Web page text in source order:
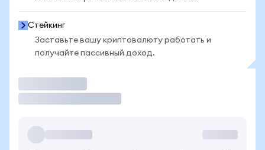
Стейкинг
Заставьте вашу криптовалюту работать и
получайте пассивный доход.